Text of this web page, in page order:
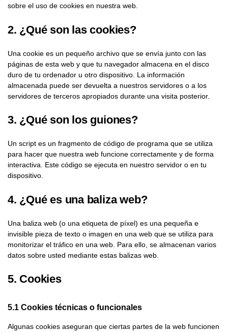
sobre el uso de cookies en nuestra web.
2. ¿Qué son las cookies?
Una cookie es un pequeño archivo que se envía junto con las
páginas de esta web y que tu navegador almacena en el disco
duro de tu ordenador u otro dispositivo. La información
almacenada puede ser devuelta a nuestros servidores o a los
servidores de terceros apropiados durante una visita posterior.
3. ¿Qué son los guiones?
Un script es un fragmento de código de programa que se utiliza
para hacer que nuestra web funcione correctamente y de forma
interactiva. Este código se ejecuta en nuestro servidor o en tu
dispositivo.
4. ¿Qué es una baliza web?
Una baliza web (o una etiqueta de píxel) es una pequeña e
invisible pieza de texto o imagen en una web que se utiliza para
monitorizar el tráfico en una web. Para ello, se almacenan varios
datos sobre usted mediante estas balizas web.
5. Cookies
5.1 Cookies técnicas o funcionales
Algunas cookies aseguran que ciertas partes de la web funcionen